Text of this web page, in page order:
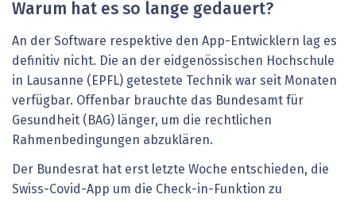
Warum hat es so lange gedauert?
An der Software respektive den App-Entwicklern lag es
definitiv nicht. Die an der eidgenössischen Hochschule
in Lausanne (EPFL) getestete Technik war seit Monaten
verfügbar. Offenbar brauchte das Bundesamt für
Gesundheit (BAG) länger, um die rechtlichen
Rahmenbedingungen abzuklären.
Der Bundesrat hat erst letzte Woche entschieden, die
Swiss-Covid-App um die Check-in-Funktion zu